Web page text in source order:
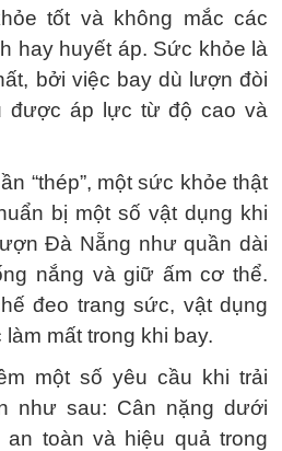
tốt và không mắc các
hay huyết áp. Sức khỏe là
bởi việc bay dù lượn đòi
được áp lực từ độ cao và
“thép”, một sức khỏe thật
bị một số vật dụng khi
Đà Nẵng như quần dài
nắng và giữ ấm cơ thể.
đeo trang sức, vật dụng
mất trong khi bay.
một số yêu cầu khi trải
như sau: Cân nặng dưới
an toàn và hiệu quả trong